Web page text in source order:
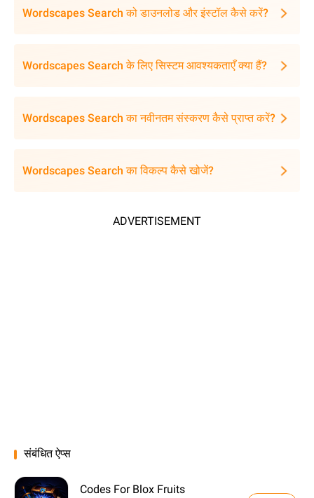
Wordscapes Search को डाउनलोड और इंस्टॉल कैसे करें?
Wordscapes Search के लिए सिस्टम आवश्यकताएँ क्या हैं?
Wordscapes Search का नवीनतम संस्करण कैसे प्राप्त करें?
Wordscapes Search का विकल्प कैसे खोजें?
ADVERTISEMENT
संबंधित ऐप्स
Codes For Blox Fruits